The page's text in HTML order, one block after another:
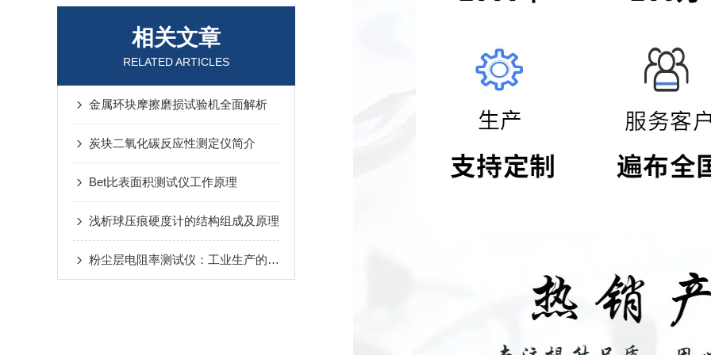
相关文章
RELATED ARTICLES
金属环块摩擦磨损试验机全面解析
炭块二氧化碳反应性测定仪简介
Bet比表面积测试仪工作原理
浅析球压痕硬度计的结构组成及原理
粉尘层电阻率测试仪：工业生产的重要测量工具